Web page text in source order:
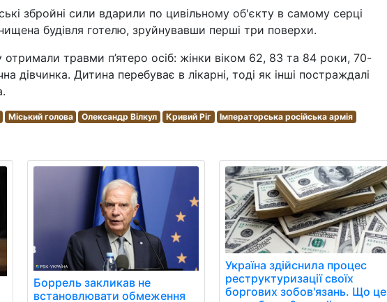
збройні сили вдарили по цивільному об'єкту в самому серці
будівля готелю, зруйнувавши перші три поверхи.
отримали травми п’ятеро осіб: жінки віком 62, 83 та 84 роки, 70-
дівчинка. Дитина перебуває в лікарні, тоді як інші постраждалі
Міський голова Олександр Вілкул Кривий Ріг Імператорська російська армія
Боррель закликав не
встановлювати обмеження
Україна здійснила процес
реструктуризації своїх
боргових зобов'язань. Що це